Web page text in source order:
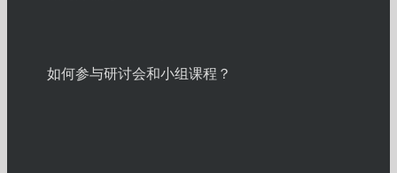
如何参与研讨会和小组课程？